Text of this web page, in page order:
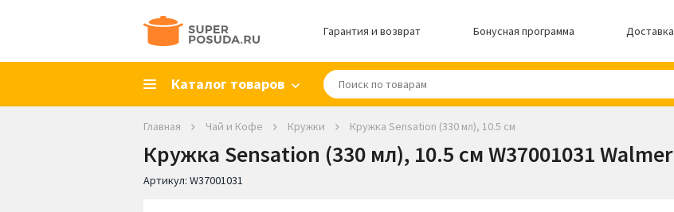
Гарантия и возврат Бонусная программа Доставка
Каталог товаров
Главная Чай и Кофе Кружки Кружка Sensation (330 мл), 10.5 см
Кружка Sensation (330 мл), 10.5 см W37001031 Walmer
Артикул: W37001031